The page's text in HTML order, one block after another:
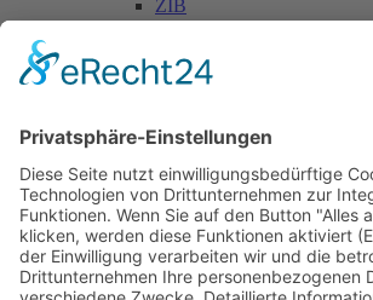
ZIB
Päd. Praktische Studien
Personen
Nationale Kooperationen
L.E.V.
Nachlese
Soziales Engagement
Materialien und Links
Personen
Kontakt